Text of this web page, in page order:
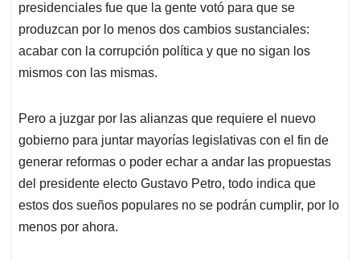
A
p
p
o
o
k
d
I
n
d
s
presidenciales fue que la gente votó para que se
produzcan por lo menos dos cambios sustanciales:
acabar con la corrupción política y que no sigan los
mismos con las mismas.
Pero a juzgar por las alianzas que requiere el nuevo
gobierno para juntar mayorías legislativas con el fin de
generar reformas o poder echar a andar las propuestas
del presidente electo Gustavo Petro, todo indica que
estos dos sueños populares no se podrán cumplir, por lo
menos por ahora.